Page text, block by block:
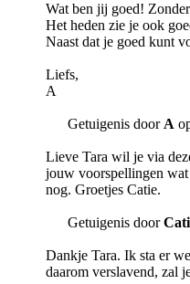
Wat ben jij goed!
Het heden zie je ook
Naast dat je goed kunt
Liefs,
A
Getuigenis door A
Lieve Tara wil je via
jouw voorspellingen
nog. Groetjes Catie.
Getuigenis door
Dankje Tara. Ik sta er
daarom verslavend, zal